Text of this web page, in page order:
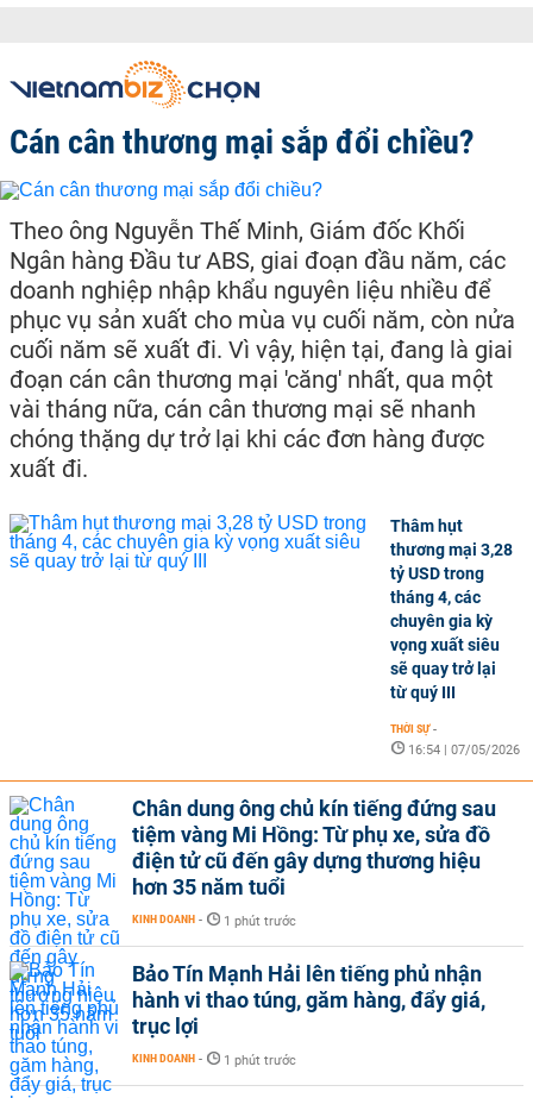
Cán cân thương mại sắp đổi chiều?
Theo ông Nguyễn Thế Minh, Giám đốc Khối
Ngân hàng Đầu tư ABS, giai đoạn đầu năm, các
doanh nghiệp nhập khẩu nguyên liệu nhiều để
phục vụ sản xuất cho mùa vụ cuối năm, còn nửa
cuối năm sẽ xuất đi. Vì vậy, hiện tại, đang là giai
đoạn cán cân thương mại 'căng' nhất, qua một
vài tháng nữa, cán cân thương mại sẽ nhanh
chóng thặng dự trở lại khi các đơn hàng được
xuất đi.
Thâm hụt
thương mại 3,28
tỷ USD trong
tháng 4, các
chuyên gia kỳ
vọng xuất siêu
sẽ quay trở lại
từ quý III
THỜI SỰ -
16:54 | 07/05/2026
Chân dung ông chủ kín tiếng đứng sau
tiệm vàng Mi Hồng: Từ phụ xe, sửa đồ
điện tử cũ đến gây dựng thương hiệu
hơn 35 năm tuổi
KINH DOANH - 1 phút trước
Bảo Tín Mạnh Hải lên tiếng phủ nhận
hành vi thao túng, găm hàng, đẩy giá,
trục lợi
KINH DOANH - 1 phút trước